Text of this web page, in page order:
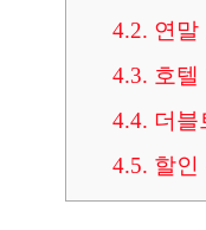
4.2. 연말
4.3. 호텔
4.4. 더블
4.5. 할인